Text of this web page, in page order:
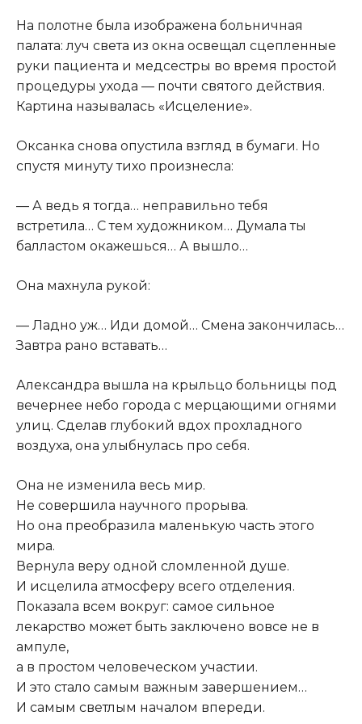
На полотне была изображена больничная
палата: луч света из окна освещал сцепленные
руки пациента и медсестры во время простой
процедуры ухода — почти святого действия.
Картина называлась «Исцеление».
Оксанка снова опустила взгляд в бумаги. Но
спустя минуту тихо произнесла:
— А ведь я тогда… неправильно тебя
встретила… С тем художником… Думала ты
балластом окажешься… А вышло…
Она махнула рукой:
— Ладно уж… Иди домой… Смена закончилась…
Завтра рано вставать…
Александра вышла на крыльцо больницы под
вечернее небо города с мерцающими огнями
улиц. Сделав глубокий вдох прохладного
воздуха, она улыбнулась про себя.
Она не изменила весь мир.
Не совершила научного прорыва.
Но она преобразила маленькую часть этого
мира.
Вернула веру одной сломленной душе.
И исцелила атмосферу всего отделения.
Показала всем вокруг: самое сильное
лекарство может быть заключено вовсе не в
ампуле,
а в простом человеческом участии.
И это стало самым важным завершением…
И самым светлым началом впереди.